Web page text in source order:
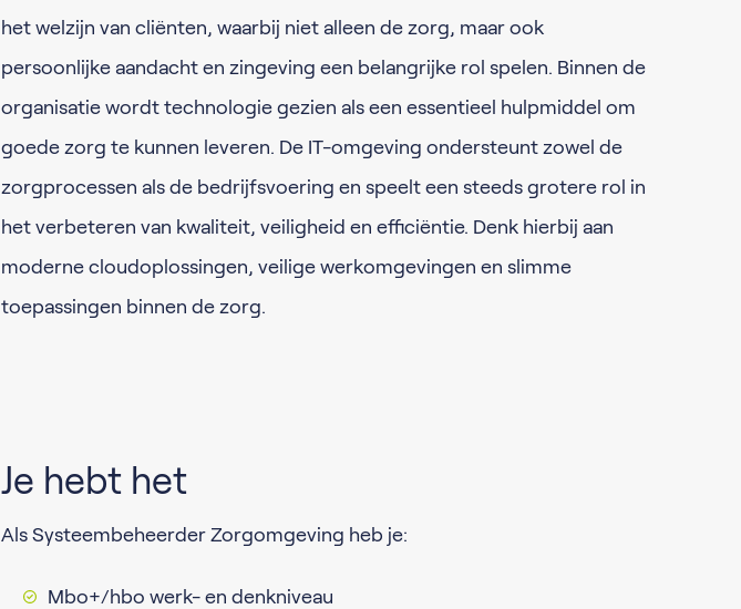
het welzijn van cliënten, waarbij niet alleen de zorg, maar ook
persoonlijke aandacht en zingeving een belangrijke rol spelen. Binnen de
organisatie wordt technologie gezien als een essentieel hulpmiddel om
goede zorg te kunnen leveren. De IT-omgeving ondersteunt zowel de
zorgprocessen als de bedrijfsvoering en speelt een steeds grotere rol in
het verbeteren van kwaliteit, veiligheid en efficiëntie. Denk hierbij aan
moderne cloudoplossingen, veilige werkomgevingen en slimme
toepassingen binnen de zorg.
Je hebt het
Als Systeembeheerder Zorgomgeving heb je:
Mbo+/hbo werk- en denkniveau